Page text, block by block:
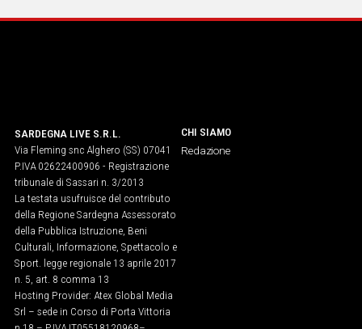
SARDEGNA LIVE S.R.L.
Via Fleming snc Alghero (SS) 07041
P.IVA 02622400906 - Registrazione
tribunale di Sassari n. 3/2013
La testata usufruisce del contributo
della Regione Sardegna Assessorato
della Pubblica Istruzione, Beni
Culturali, Informazione, Spettacolo e
Sport. legge regionale 13 aprile 2017
n. 5, art. 8 comma 13
Hosting Provider: Atex Global Media
Srl – sede in Corso di Porta Vittoria
CHI SIAMO
Redazione